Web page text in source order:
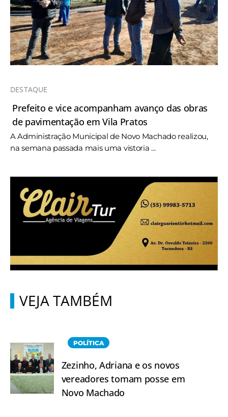
DESTAQUE
Prefeito e vice acompanham avanço das obras
de pavimentação em Vila Pratos
A Administração Municipal de Novo Machado realizou,
na semana passada mais uma vistoria ...
VEJA TAMBÉM
POLÍTICA
Zezinho, Adriana e os novos
vereadores tomam posse em
Novo Machado